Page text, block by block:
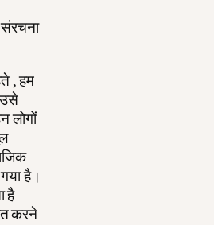
, हम
लोगों
है।
है
करने